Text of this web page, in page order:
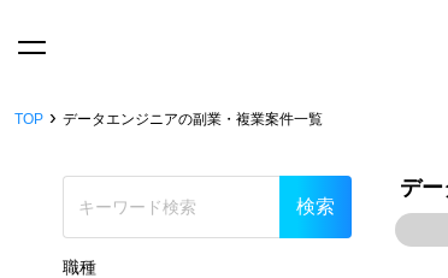
TOP › データエンジニアの副業・複業案件一覧
職種
デ